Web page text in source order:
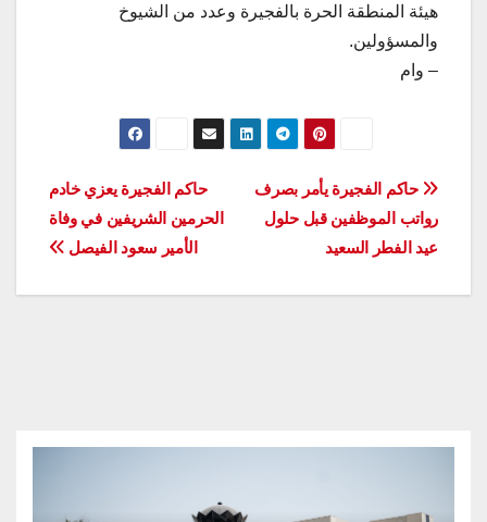
هيئة المنطقة الحرة بالفجيرة وعدد من الشيوخ
والمسؤولين.
– وام
تصفّح
المقالات
حاكم الفجيرة يعزي خادم
الحرمين الشريفين في وفاة
الأمير سعود الفيصل
حاكم الفجيرة يأمر بصرف
رواتب الموظفين قبل حلول
عيد الفطر السعيد